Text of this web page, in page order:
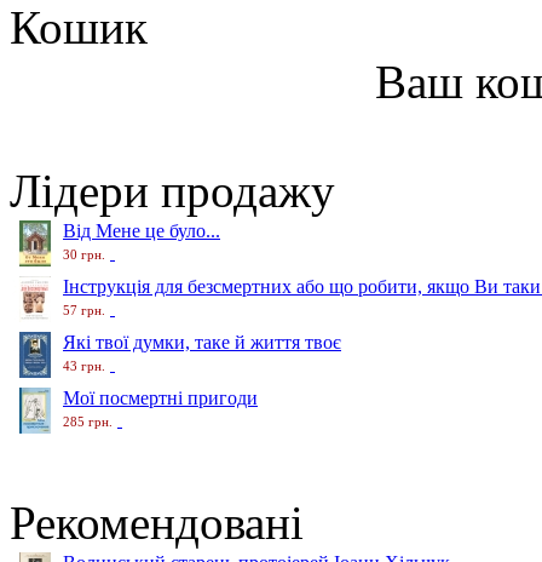
Кошик
Ваш
Лідери продажу
Від Мене це було...
30 грн.
Інструкція для безсмертних або що робити, якщо Ви
57 грн.
Які твої думки, таке й життя твоє
43 грн.
Мої посмертні пригоди
285 грн.
Рекомендовані